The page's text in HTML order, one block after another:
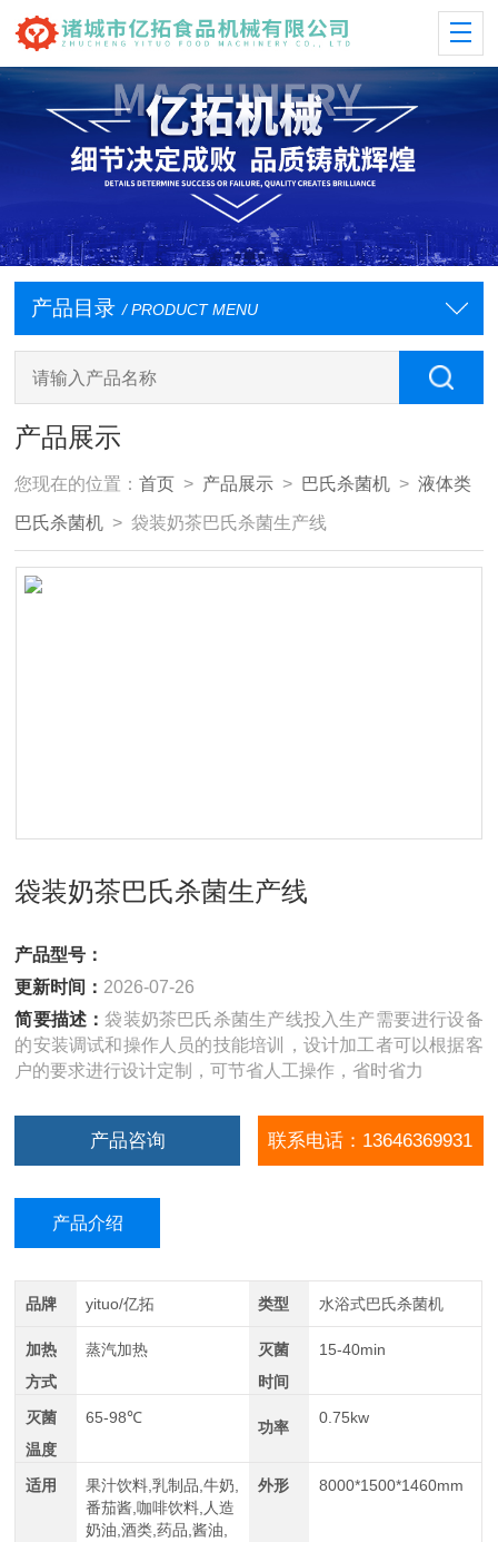
产品目录 / PRODUCT MENU
产品展示
您现在的位置：首页 > 产品展示 > 巴氏杀菌机 >液体类
巴氏杀菌机 > 袋装奶茶巴氏杀菌生产线
袋装奶茶巴氏杀菌生产线
产品型号：
更新时间： 2026-07-26
简要描述：袋装奶茶巴氏杀菌生产线投入生产需要进行设备
的安装调试和操作人员的技能培训，设计加工者可以根据客
户的要求进行设计定制，可节省人工操作，省时省力
产品咨询 联系电话：13646369931
产品介绍
品牌 yituo/亿拓 类型 水浴式巴氏杀菌机
加热
方式
蒸汽加热
灭菌
时间
15-40min
灭菌
温度
65-98℃
功率
0.75kw
适用
果汁饮料,乳制品,牛奶,
番茄酱,咖啡饮料,人造
奶油,酒类,药品,酱油,
外形 8000*1500*1460mm